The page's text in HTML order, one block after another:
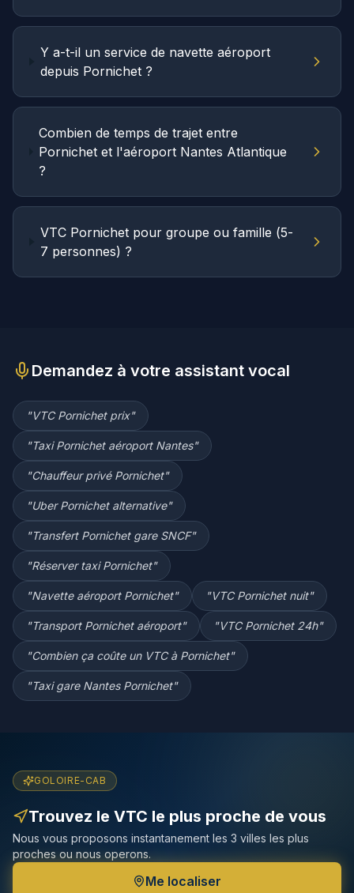
Y a-t-il un service de navette aéroport
depuis Pornichet ?
Combien de temps de trajet entre
Pornichet et l'aéroport Nantes Atlantique
?
VTC Pornichet pour groupe ou famille (5-
7 personnes) ?
Demandez à votre assistant vocal
"VTC Pornichet prix"
"Taxi Pornichet aéroport Nantes"
"Chauffeur privé Pornichet"
"Uber Pornichet alternative"
"Transfert Pornichet gare SNCF"
"Réserver taxi Pornichet"
"Navette aéroport Pornichet" "VTC Pornichet nuit"
"Transport Pornichet aéroport" "VTC Pornichet 24h"
"Combien ça coûte un VTC à Pornichet"
"Taxi gare Nantes Pornichet"
GOLOIRE-CAB
Trouvez le VTC le plus proche de vous
Nous vous proposons instantanement les 3 villes les plus
proches ou nous operons.
Me localiser